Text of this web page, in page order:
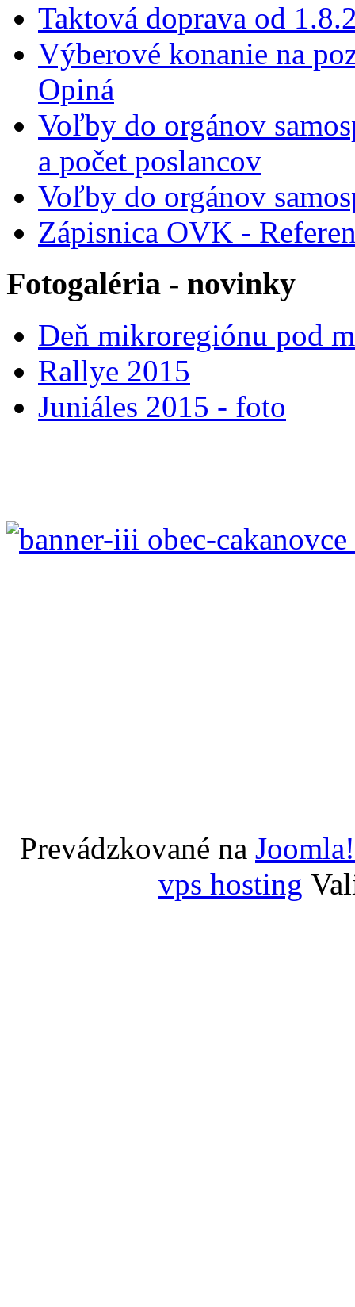
Taktová doprava od
Výberové konanie na
Opiná
Voľby do orgánov
a počet poslancov
Voľby do orgánov
Zápisnica OVK -
Fotogaléria - novinky
Deň mikroregiónu pod
Rallye 2015
Juniáles 2015 - foto
Prevádzkované na Joomla!
vps hosting